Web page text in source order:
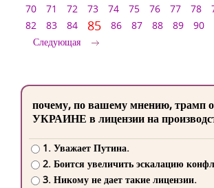
70
71 72 73 74 75 76 77 78
82
83 84 85 86 87 88 89 90
Следующая
почему, по вашему мнению, трамп
УКРАИНЕ в лицензии на
1. Уважает Путина.
2. Боится увеличить эскалацию
3. Никому не дает такие лицензии.